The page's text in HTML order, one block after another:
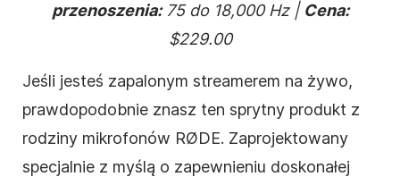
przenoszenia:75 do 18,000 Hz | Cena:
$229.00
Jeśli jesteś zapalonym streamerem na żywo,
prawdopodobnie znasz ten sprytny produkt z
rodziny mikrofonów RØDE. Zaprojektowany
specjalnie z myślą o zapewnieniu doskonałej